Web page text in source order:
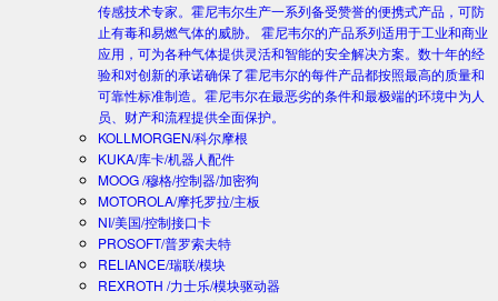
传感技术专家。霍尼韦尔生产一系列备受赞誉的便携式产品，可防
止有毒和易燃气体的威胁。 霍尼韦尔的产品系列适用于工业和商业
应用，可为各种气体提供灵活和智能的安全解决方案。数十年的经
验和对创新的承诺确保了霍尼韦尔的每件产品都按照最高的质量和
可靠性标准制造。霍尼韦尔在最恶劣的条件和最极端的环境中为人
员、财产和流程提供全面保护。
KOLLMORGEN/科尔摩根
KUKA/库卡/机器人配件
MOOG /穆格/控制器/加密狗
MOTOROLA/摩托罗拉/主板
NI/美国/控制接口卡
PROSOFT/普罗索夫特
RELIANCE/瑞联/模块
REXROTH /力士乐/模块驱动器